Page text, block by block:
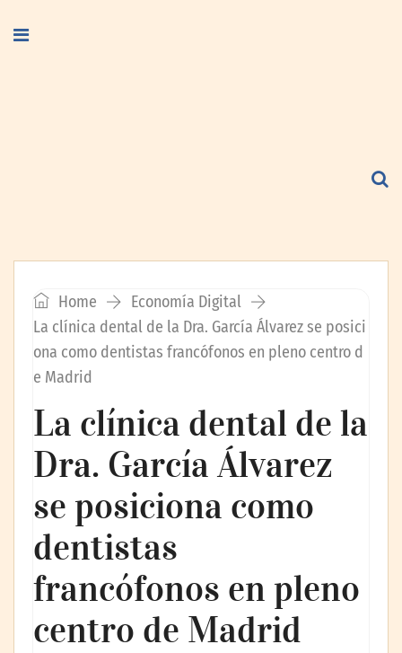
Home
Economía Digital
La clínica dental de la Dra. García Álvarez se posici
ona como dentistas francófonos en pleno centro d
e Madrid
La clínica dental de la
Dra. García Álvarez
se posiciona como
dentistas
francófonos en pleno
centro de Madrid